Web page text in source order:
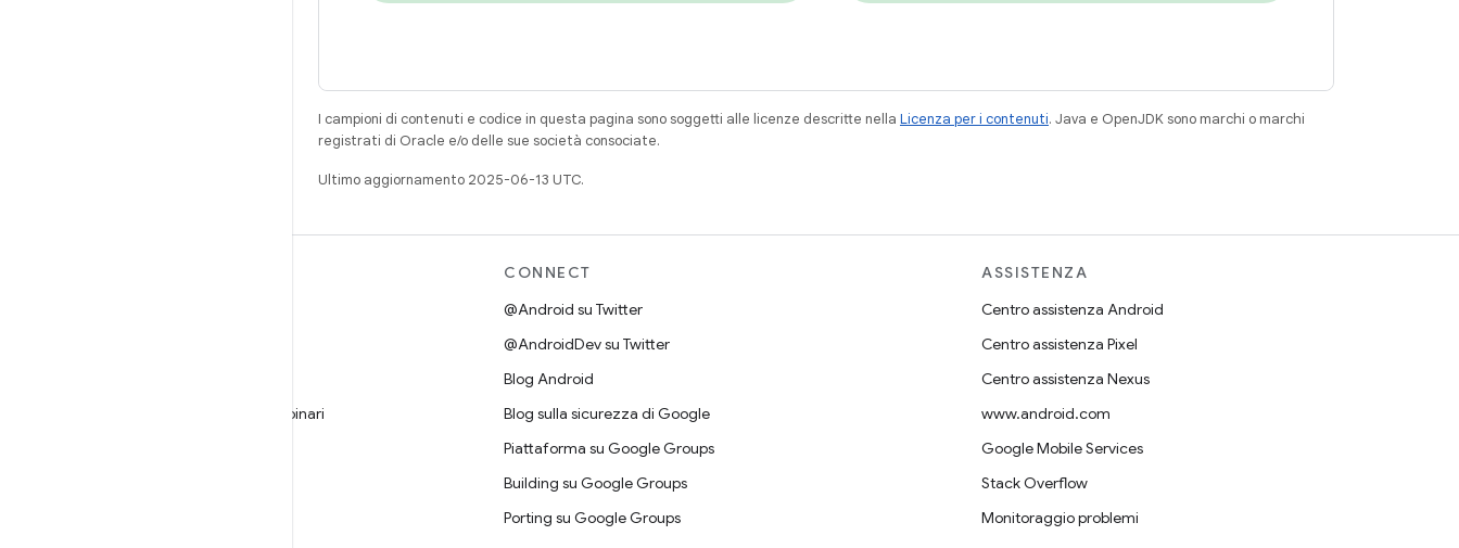
I campioni di contenuti e codice in questa pagina sono soggetti alle licenze descritte nella Licenza per i contenuti. Java e OpenJDK sono marchi o marchi
registrati di Oracle e/o delle sue società consociate.
Ultimo aggiornamento 2025-06-13 UTC.
Visualizza l'anteprima dei programmi binari
CONNECT
@Android su Twitter
@AndroidDev su Twitter
Blog Android
Blog sulla sicurezza di Google
Piattaforma su Google Groups
Building su Google Groups
Porting su Google Groups
ASSISTENZA
Centro assistenza Android
Centro assistenza Pixel
Centro assistenza Nexus
www.android.com
Google Mobile Services
Stack Overflow
Monitoraggio problemi